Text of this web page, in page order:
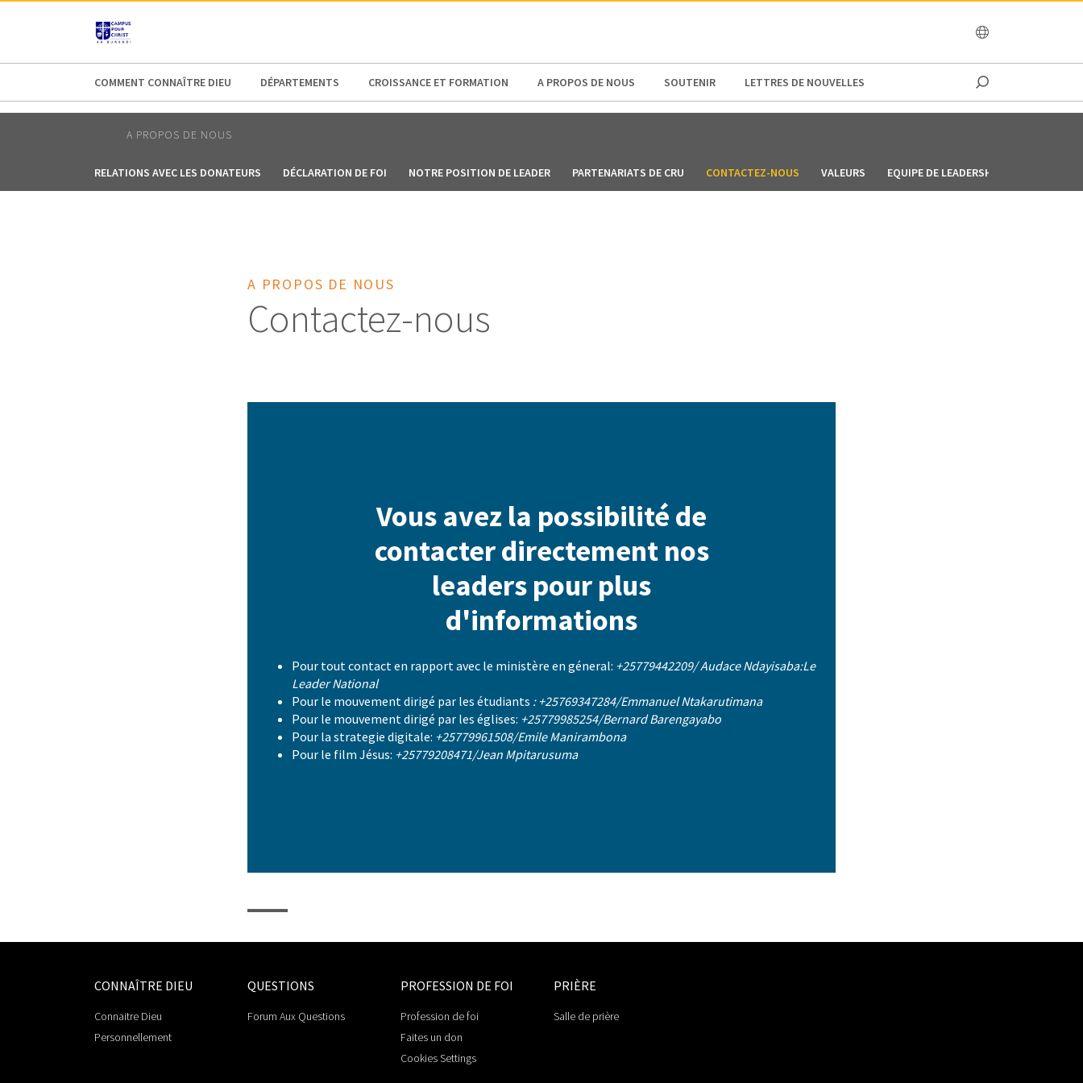
AFRICA
COMMENT CONNAÎTRE DIEU DÉPARTEMENTS CROISSANCE ET FORMATION A PROPOS DE NOUS SOUTENIR LETTRES DE NOUVELLES
A PROPOS DE NOUS
RELATIONS AVEC LES DONATEURS DÉCLARATION DE FOI NOTRE POSITION DE LEADER PARTENARIATS DE CRU CONTACTEZ-NOUS VALEURS EQUIPE DE LEADERSHIP
A PROPOS DE NOUS
Contactez-nous
Vous avez la possibilité de
contacter directement nos
leaders pour plus
d'informations
Pour tout contact en rapport avec le ministère en géneral: +25779442209/ Audace Ndayisaba:Le
Leader National
Pour le mouvement dirigé par les étudiants : +25769347284/Emmanuel Ntakarutimana
Pour le mouvement dirigé par les églises: +25779985254/Bernard Barengayabo
Pour la strategie digitale: +25779961508/Emile Manirambona
Pour le film Jésus: +25779208471/Jean Mpitarusuma
CONNAÎTRE DIEU
Connaitre Dieu
Personnellement
QUESTIONS
Forum Aux Questions
PROFESSION DE FOI
Profession de foi
Faites un don
Cookies Settings
PRIÈRE
Salle de prière